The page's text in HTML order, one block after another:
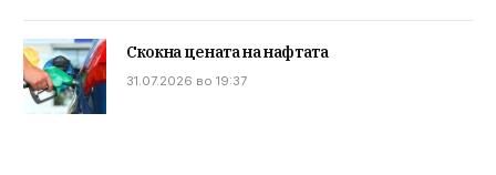
Скокна цената на нафтата
31.07.2026 во 19:37